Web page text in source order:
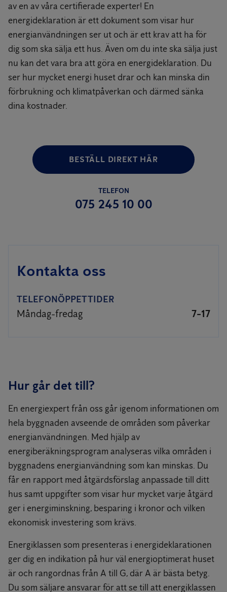
av en av våra certifierade experter! En
energideklaration är ett dokument som visar hur
energianvändningen ser ut och är ett krav att ha för
dig som ska sälja ett hus. Även om du inte ska sälja just
nu kan det vara bra att göra en energideklaration. Du
ser hur mycket energi huset drar och kan minska din
förbrukning och klimatpåverkan och därmed sänka
dina kostnader.
BESTÄLL DIREKT HÄR
TELEFON
075 245 10 00
Kontakta oss
TELEFONÖPPETTIDER
Måndag-fredag 7-17
Hur går det till?
En energiexpert från oss går igenom informationen om
hela byggnaden avseende de områden som påverkar
energianvändningen. Med hjälp av
energiberäkningsprogram analyseras vilka områden i
byggnadens energianvändning som kan minskas. Du
får en rapport med åtgärdsförslag anpassade till ditt
hus samt uppgifter som visar hur mycket varje åtgärd
ger i energiminskning, besparing i kronor och vilken
ekonomisk investering som krävs.
Energiklassen som presenteras i energideklarationen
ger dig en indikation på hur väl energioptimerat huset
är och rangordnas från A till G, där A är bästa betyg.
Du som säljare ansvarar för att se till att energiklassen